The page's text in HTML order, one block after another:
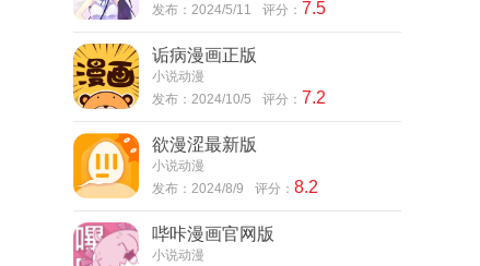
发布：2024/5/11
评分： 7.5
诟病漫画正版
小说动漫
发布：2024/10/5
评分： 7.2
欲漫涩最新版
小说动漫
发布：2024/8/9
评分： 8.2
哔咔漫画官网版
小说动漫